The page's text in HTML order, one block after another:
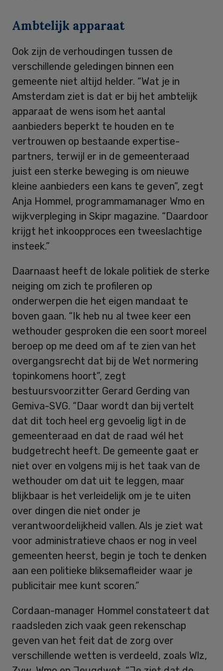
Ambtelijk apparaat
Ook zijn de verhoudingen tussen de
verschillende geledingen binnen een
gemeente niet altijd helder. “Wat je in
Amsterdam ziet is dat er bij het ambtelijk
apparaat de wens isom het aantal
aanbieders beperkt te houden en te
vertrouwen op bestaande expertise-
partners, terwijl er in de gemeenteraad
juist een sterke beweging is om nieuwe
kleine aanbieders een kans te geven”, zegt
Anja Hommel, programmamanager Wmo en
wijkverpleging in Skipr magazine. “Daardoor
krijgt het inkoopproces een tweeslachtige
insteek.”
Daarnaast heeft de lokale politiek de sterke
neiging om zich te profileren op
onderwerpen die het eigen mandaat te
boven gaan. “Ik heb nu al twee keer een
wethouder gesproken die een soort moreel
beroep op me deed om af te zien van het
overgangsrecht dat bij de Wet normering
topinkomens hoort”, zegt
bestuursvoorzitter Gerard Gerding van
Gemiva-SVG. “Daar wordt dan bij vertelt
dat dit toch heel erg gevoelig ligt in de
gemeenteraad en dat de raad wél het
budgetrecht heeft. De gemeente gaat er
niet over en volgens mij is het taak van de
wethouder om dat uit te leggen, maar
blijkbaar is het verleidelijk om je te uiten
over dingen die niet onder je
verantwoordelijkheid vallen. Als je ziet wat
voor administratieve chaos er nog in veel
gemeenten heerst, begin je toch te denken
aan een politieke bliksemafleider waar je
publicitair mee kunt scoren.”
Cordaan-manager Hommel constateert dat
raadsleden zich vaak geen rekenschap
geven van het feit dat de zorg over
verschillende wetten is verdeeld, zoals Wlz,